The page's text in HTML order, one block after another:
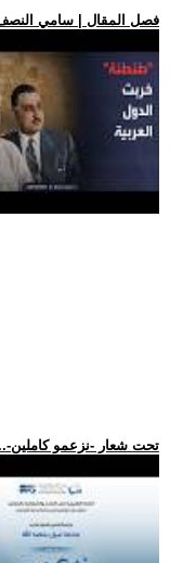
.. فصل المقال | سامي
.. تحت شعار -نزعمو